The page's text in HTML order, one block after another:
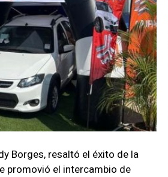
Borges, resaltó el éxito de la
promovió el intercambio de